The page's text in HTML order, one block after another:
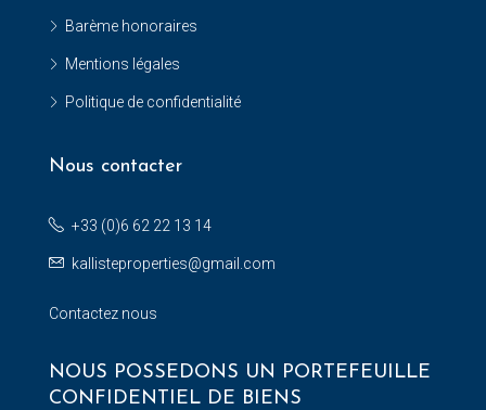
Barème honoraires
Mentions légales
Politique de confidentialité
Nous contacter
+33 (0)6 62 22 13 14
kallisteproperties@gmail.com
Contactez nous
NOUS POSSEDONS UN PORTEFEUILLE
CONFIDENTIEL DE BIENS